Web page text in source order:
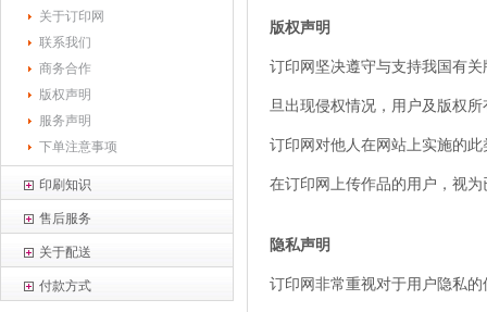
关于订印网
联系我们
商务合作
版权声明
服务声明
下单注意事项
印刷知识
售后服务
关于配送
付款方式
版权声明
订印网坚决遵守与支持我国有
旦出现侵权情况，用户及版权
订印网对他人在网站上实施的
在订印网上传作品的用户，视
隐私声明
订印网非常重视对于用户隐私